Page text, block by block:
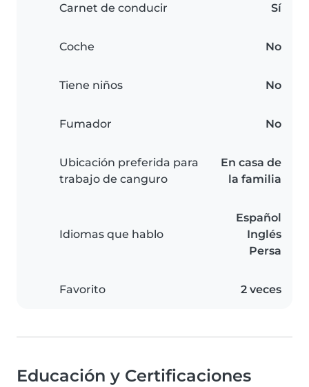
Carnet de conducir Sí
Coche No
Tiene niños No
Fumador No
Ubicación preferida para
trabajo de canguro
En casa de
la familia
Idiomas que hablo
Español
Inglés
Persa
Favorito 2 veces
Educación y Certificaciones